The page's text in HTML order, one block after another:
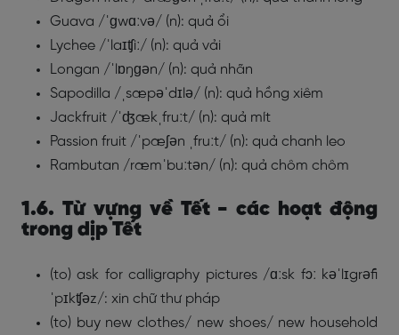
Guava /ˈɡwɑːvə/ (n): quả ổi
Lychee /ˈlaɪʧiː/ (n): quả vải
Longan /ˈlɒŋɡən/ (n): quả nhãn
Sapodilla /ˌsæpəˈdɪlə/ (n): quả hồng xiêm
Jackfruit /ˈʤækˌfruːt/ (n): quả mít
Passion fruit /ˈpæʃən ˌfruːt/ (n): quả chanh leo
Rambutan /ræmˈbuːtən/ (n): quả chôm chôm
1.6. Từ vựng về Tết - các hoạt động
trong dịp Tết
(to) ask for calligraphy pictures /ɑːsk fɔː kəˈlɪgrəfi
ˈpɪkʧəz/: xin chữ thư pháp
(to) buy new clothes/ new shoes/ new household